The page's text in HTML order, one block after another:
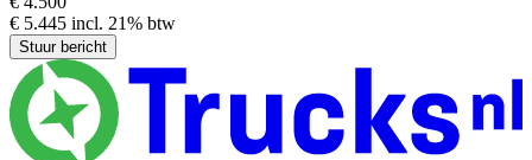
€ 5.445 incl. 21% btw
Stuur bericht